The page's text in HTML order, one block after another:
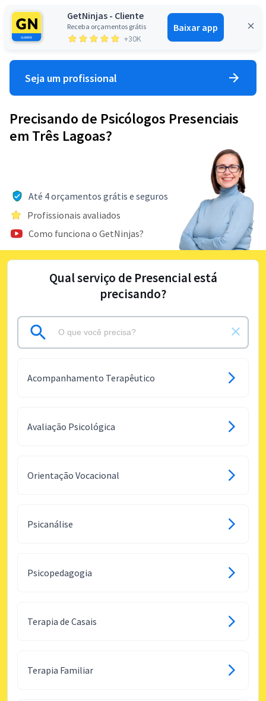
GetNinjas - Cliente
Receba orçamentos grátis
+30K
Baixar app
Entrar
Seja um profissional
Precisando de Psicólogos Presenciais
em Três Lagoas?
Até 4 orçamentos grátis e seguros
Profissionais avaliados
Como funciona o GetNinjas?
Qual serviço de Presencial está
precisando?
Acompanhamento Terapêutico
Avaliação Psicológica
Orientação Vocacional
Psicanálise
Psicopedagogia
Terapia de Casais
Terapia Familiar